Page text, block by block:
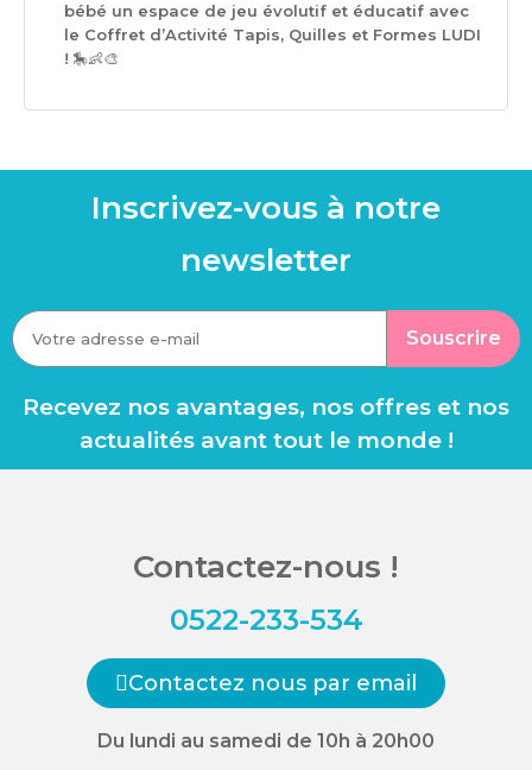
bébé un espace de jeu évolutif et éducatif avec
le Coffret d’Activité Tapis, Quilles et Formes LUDI
! 🎠👶🎨
Inscrivez-vous à notre
newsletter
Souscrire
Recevez nos avantages, nos offres et nos
actualités avant tout le monde !
Contactez-nous !
0522-233-534
Contactez nous par email
Du lundi au samedi de 10h à 20h00